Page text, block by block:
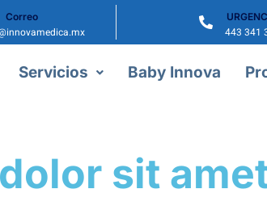
Correo
443 341
Servicios Baby Innova
sit